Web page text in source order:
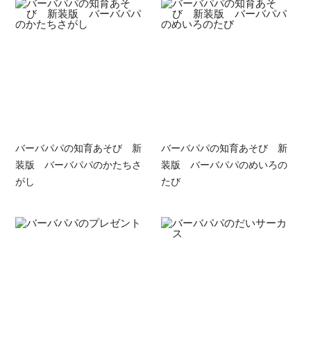
バーバパパの知育あそび 新
装版 バーバパパのかたちさ
がし
バーバパパの知育あそび 新
装版 バーバパパのめいろの
たび